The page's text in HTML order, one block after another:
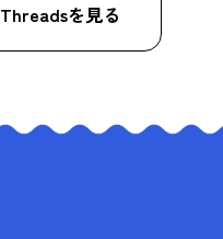
Threadsを見る